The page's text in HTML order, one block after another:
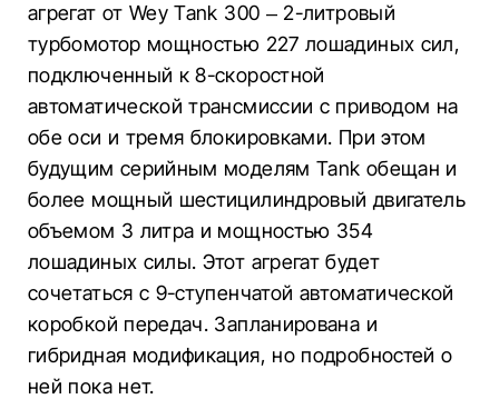
агрегат от Wey Tank 300 – 2-литровый
турбомотор мощностью 227 лошадиных сил,
подключенный к 8-скоростной
автоматической трансмиссии с приводом на
обе оси и тремя блокировками. При этом
будущим серийным моделям Tank обещан и
более мощный шестицилиндровый двигатель
объемом 3 литра и мощностью 354
лошадиных силы. Этот агрегат будет
сочетаться с 9-ступенчатой автоматической
коробкой передач. Запланирована и
гибридная модификация, но подробностей о
ней пока нет.